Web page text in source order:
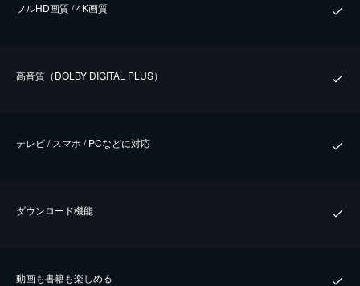
フルHD画質 / 4K画質
⾼⾳質（DOLBY DIGITAL PLUS）
テレビ / スマホ / PCなどに対応
ダウンロード機能
動画も書籍も楽しめる